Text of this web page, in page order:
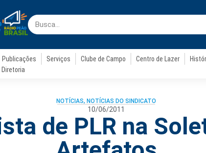
Publicações Serviços Clube de Campo Centro de Lazer
Diretoria
NOTÍCIAS, NOTÍCIAS DO SINDICATO
10/06/2011
de PLR na